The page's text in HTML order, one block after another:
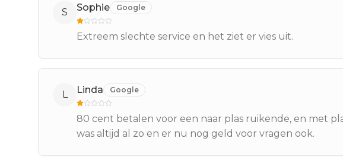
S Sophie Google
Extreem slechte service en het ziet er vies uit.
L Linda Google
80 cent betalen voor een naar plas ruikende, en met
was altijd al zo en er nu nog geld voor vragen ook.